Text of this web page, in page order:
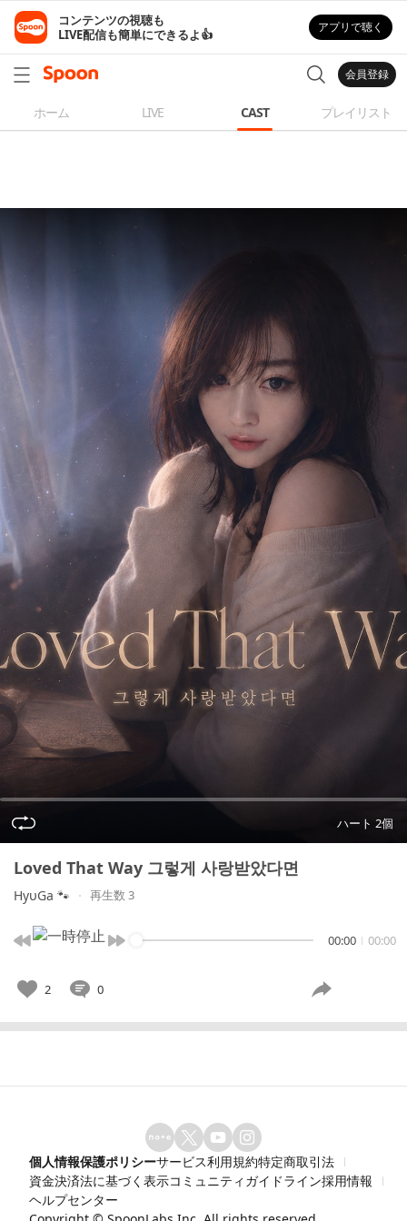
コンテンツの視聴も
LIVE配信も簡単にできるよ👍
アプリで聴く
会員登録
ホーム LIVE CAST プレイリスト
ハート 2個
Loved That Way 그렇게 사랑받았다면
HyυGa 🐾 再生数 3
00:00 00:00
2 0
個人情報保護ポリシーサービス利用規約特定商取引法
資金決済法に基づく表示コミュニティガイドライン採用情報
ヘルプセンター